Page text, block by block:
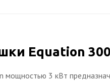
Equation
мощностью 3 кВт